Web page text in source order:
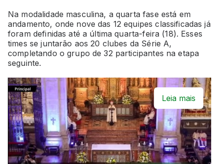
Na modalidade masculina, a quarta fase está em
andamento, onde nove das 12 equipes classificadas já
foram definidas até a última quarta-feira (18). Esses
times se juntarão aos 20 clubes da Série A,
completando o grupo de 32 participantes na etapa
seguinte.
Leia mais